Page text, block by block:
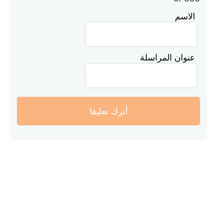
الاسم
عنوان المراسلة
أترك تعليقا